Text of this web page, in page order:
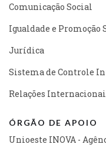
Comunicação Social
Igualdade e Promoção
Jurídica
Sistema de Controle
Relações
ÓRGÃO DE APOIO
Unioeste INOVA -